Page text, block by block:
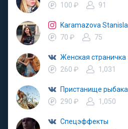
100 ₽
91
70 ₽
75
Женская страничка
260 ₽
1,031
Пристанище рыбака
290 ₽
1,050
Спецэффекты